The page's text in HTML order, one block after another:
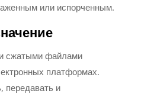
или испорченным.
сжатыми файлами
платформах.
передавать и